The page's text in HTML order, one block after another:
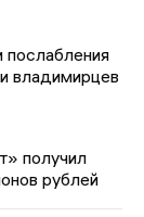
послабления
владимирцев
получил
рублей